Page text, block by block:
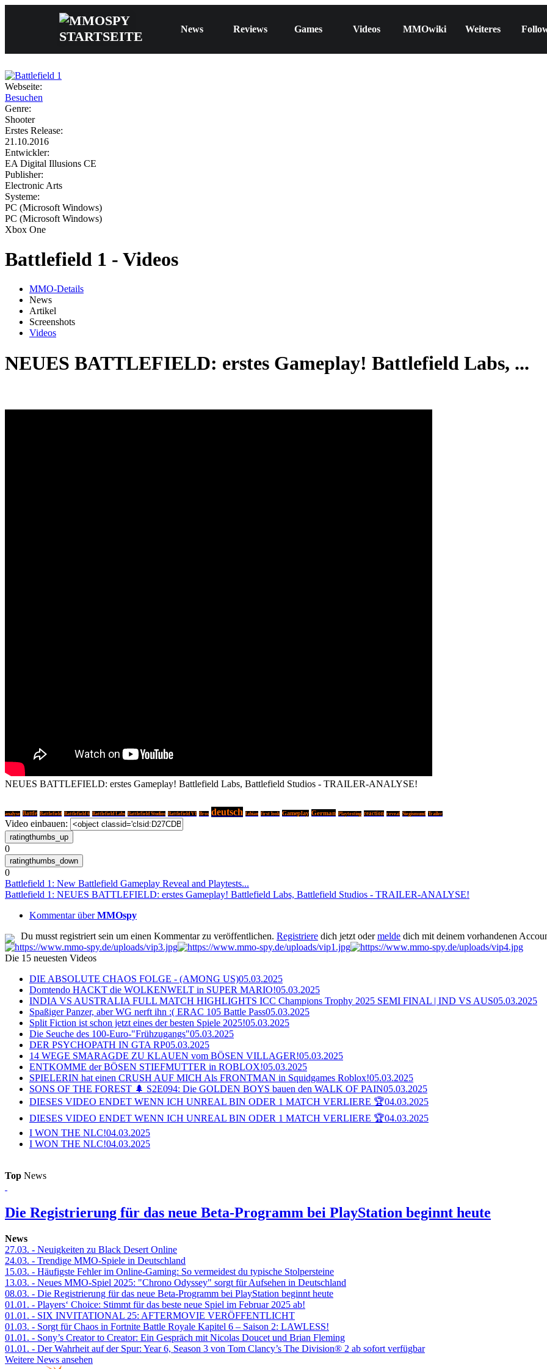
News Reviews Games Videos MMOwiki Weiteres
Webseite:
Besuchen
Genre:
Shooter
Erstes Release:
21.10.2016
Entwickler:
EA Digital Illusions CE
Publisher:
Electronic Arts
Systeme:
PC (Microsoft Windows)
PC (Microsoft Windows)
Xbox One
Battlefield 1 - Videos
MMO-Details
News
Artikel
Screenshots
Videos
NEUES BATTLEFIELD: erstes Gameplay! Battlefield Labs, ...
NEUES BATTLEFIELD: erstes Gameplay! Battlefield Labs, Battlefield Studios - TRAILER-ANALYSE!
analyse Battle Battlefield Battlefield 6 Battlefield Labs Battlefield Studios Battlefield VI Bros deutsch fabian first look Gameplay German Playtesting reaction reveal Siegismund Trailer
Video einbauen:
0
0
Battlefield 1: New Battlefield Gameplay Reveal and Playtests...
Battlefield 1: NEUES BATTLEFIELD: erstes Gameplay! Battlefield Labs, Battlefield Studios - TRAILER-ANALYSE!
Kommentar überMMOspy
Du musst registriert sein um einen Kommentar zu veröffentlichen. Registriere dich jetzt odermelde dich mit deinem vorhandenen
Die 15 neuesten Videos
DIE ABSOLUTE CHAOS FOLGE - (AMONG US)05.03.2025
Domtendo HACKT die WOLKENWELT in SUPER MARIO!05.03.2025
INDIA VS AUSTRALIA FULL MATCH HIGHLIGHTS ICC Champions Trophy 2025 SEMI FINAL | IND VS AUS05.03.2025
Spaßiger Panzer, aber WG nerft ihn :( ERAC 105 Battle Pass05.03.2025
Split Fiction ist schon jetzt eines der besten Spiele 2025!05.03.2025
Die Seuche des 100-Euro-"Frühzugangs"05.03.2025
DER PSYCHOPATH IN GTA RP05.03.2025
14 WEGE SMARAGDE ZU KLAUEN vom BÖSEN VILLAGER!05.03.2025
ENTKOMME der BÖSEN STIEFMUTTER in ROBLOX!05.03.2025
SPIELERIN hat einen CRUSH AUF MICH Als FRONTMAN in Squidgames Roblox!05.03.2025
SONS OF THE FOREST 🌲 S2E094: Die GOLDEN BOYS bauen den WALK OF PAIN05.03.2025
DIESES VIDEO ENDET WENN ICH UNREAL BIN ODER 1 MATCH VERLIERE 🏆04.03.2025
DIESES VIDEO ENDET WENN ICH UNREAL BIN ODER 1 MATCH VERLIERE 🏆04.03.2025
I WON THE NLC!04.03.2025
I WON THE NLC!04.03.2025
Top News
Die Registrierung für das neue Beta-Programm bei PlayStation beginnt heute
News
27.03. - Neuigkeiten zu Black Desert Online
24.03. - Trendige MMO-Spiele in Deutschland
15.03. - Häufigste Fehler im Online-Gaming: So vermeidest du typische Stolpersteine
13.03. - Neues MMO-Spiel 2025: "Chrono Odyssey" sorgt für Aufsehen in Deutschland
08.03. - Die Registrierung für das neue Beta-Programm bei PlayStation beginnt heute
01.01. - Players‘ Choice: Stimmt für das beste neue Spiel im Februar 2025 ab!
01.01. - SIX INVITATIONAL 25: AFTERMOVIE VERÖFFENTLICHT
01.03. - Sorgt für Chaos in Fortnite Battle Royale Kapitel 6 – Saison 2: LAWLESS!
01.01. - Sony’s Creator to Creator: Ein Gespräch mit Nicolas Doucet und Brian Fleming
01.01. - Der Wahrheit auf der Spur: Year 6, Season 3 von Tom Clancy’s The Division® 2 ab sofort verfügbar
Weitere News ansehen